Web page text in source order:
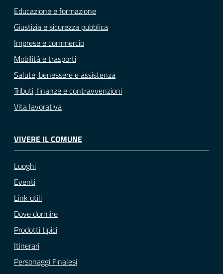
Educazione e formazione
Giustizia e sicurezza pubblica
Imprese e commercio
Mobilità e trasporti
Salute, benessere e assistenza
Tributi, finanze e contravvenzioni
Vita lavorativa
VIVERE IL COMUNE
Luoghi
Eventi
Link utili
Dove dormire
Prodotti tipici
Itinerari
Personaggi Finalesi